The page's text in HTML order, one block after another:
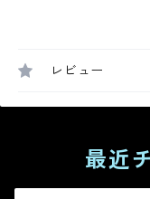
レビュー
最近